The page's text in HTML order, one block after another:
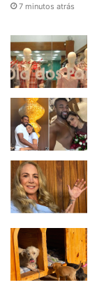
7 minutos atrás